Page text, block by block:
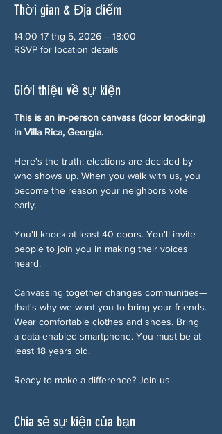
Thời gian & Địa điểm
14:00 17 thg 5, 2026 – 18:00
RSVP for location details
Giới thiệu về sự kiện
This is an in-person canvass (door knocking)
in Villa Rica, Georgia.
Here's the truth: elections are decided by
who shows up. When you walk with us, you
become the reason your neighbors vote
early.
You'll knock at least 40 doors. You'll invite
people to join you in making their voices
heard.
Canvassing together changes communities—
that's why we want you to bring your friends.
Wear comfortable clothes and shoes. Bring
a data-enabled smartphone. You must be at
least 18 years old.
Ready to make a difference? Join us.
Chia sẻ sự kiện của bạn